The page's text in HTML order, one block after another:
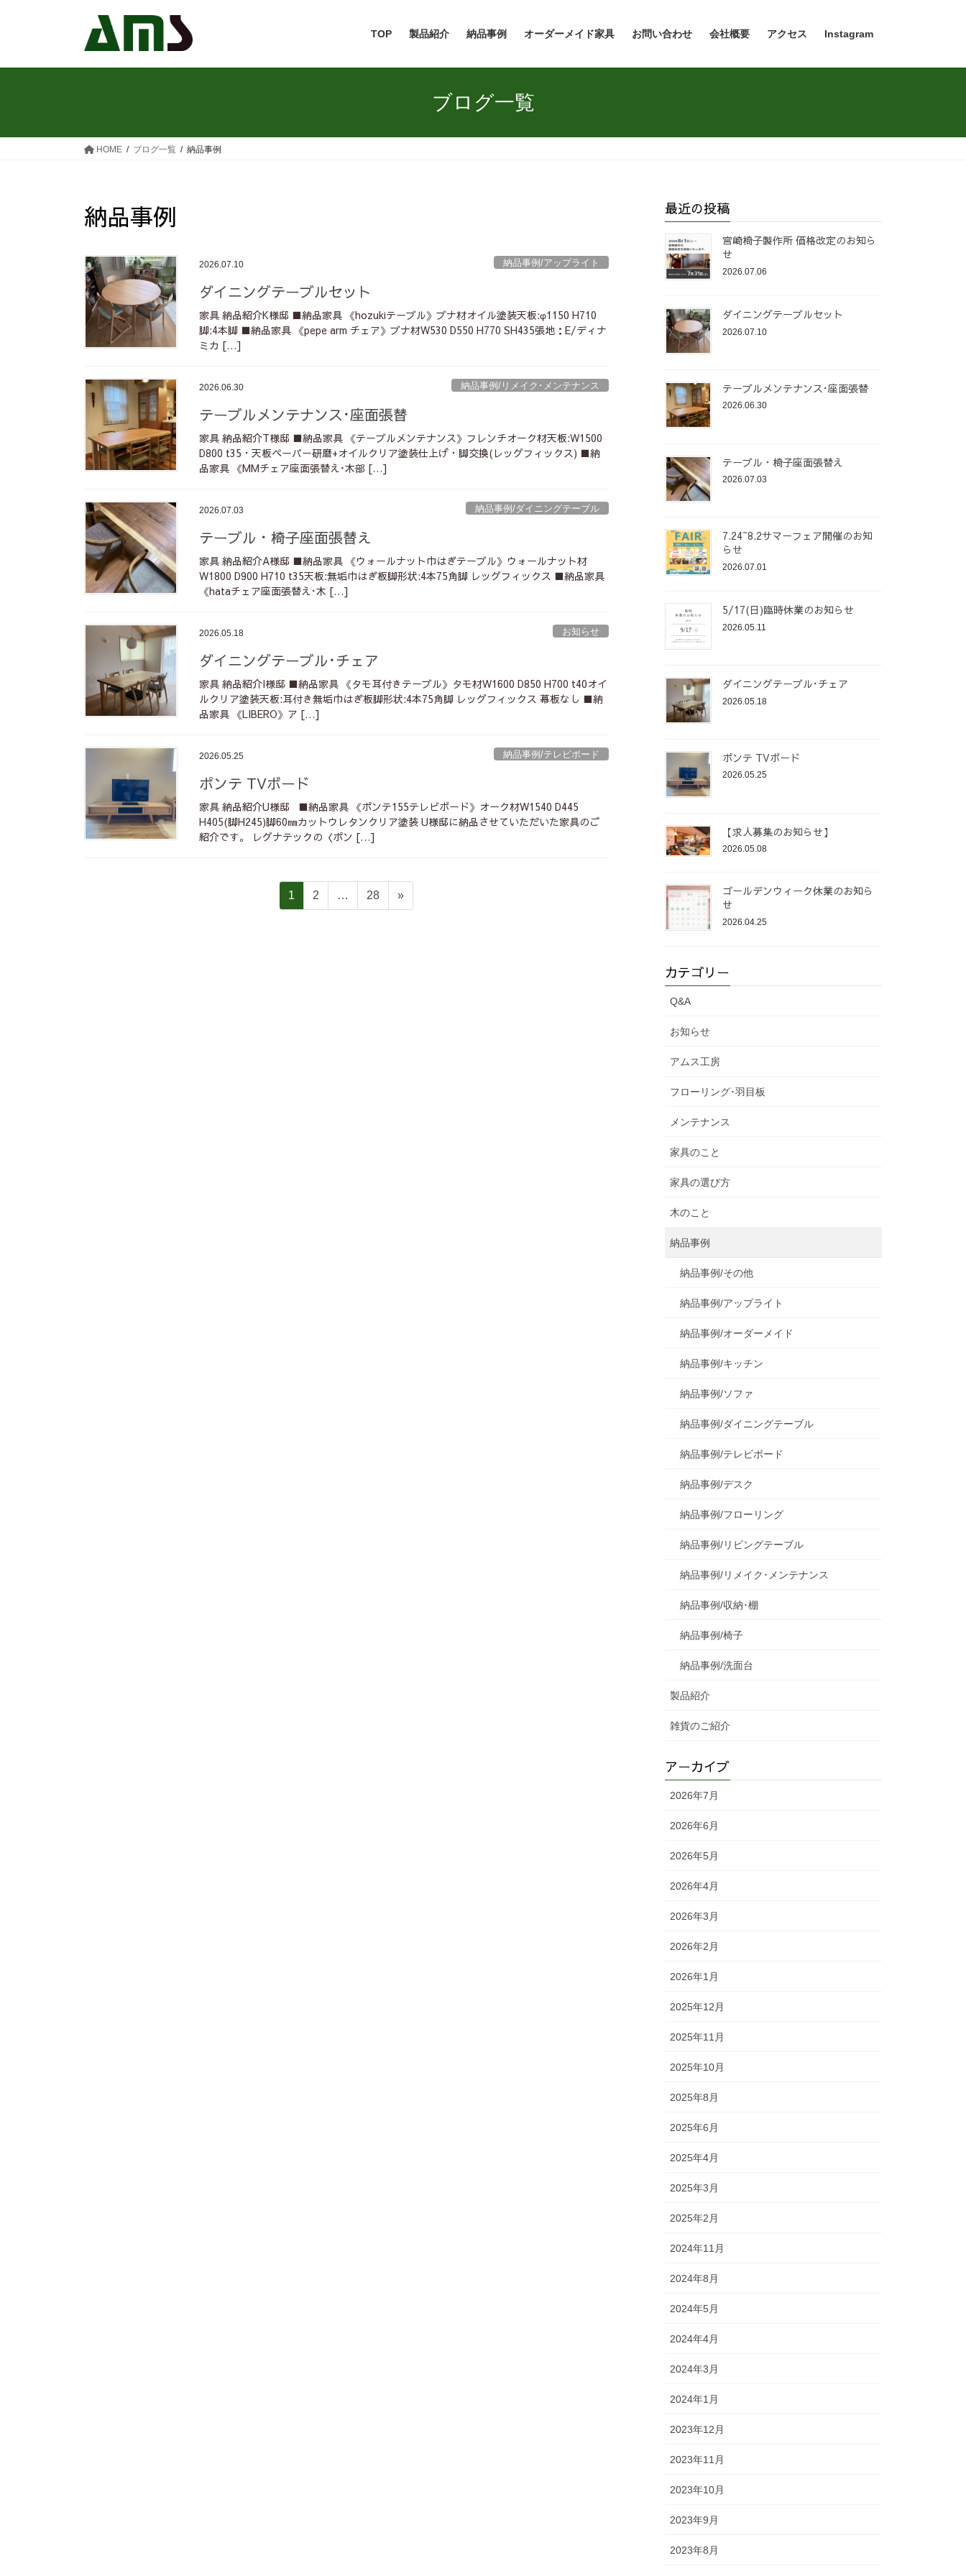
TOP 製品紹介 納品事例 オーダーメイド家具 お問い合わせ 会社概要 アクセス Instagram
ブログ一覧
HOME ブログ一覧 納品事例
納品事例
2026.07.10 納品事例/アップライト
ダイニングテーブルセット
家具 納品紹介K様邸 ■納品家具 《hozukiテーブル》ブナ材オイル塗装天板:φ1150 H710
脚:4本脚 ■納品家具 《pepe arm チェア》ブナ材W530 D550 H770 SH435張地：E/ディナ
ミカ […]
2026.06.30 納品事例/リメイク･メンテナンス
テーブルメンテナンス･座面張替
家具 納品紹介T様邸 ■納品家具 《テーブルメンテナンス》フレンチオーク材天板:W1500
D800 t35・天板ペーパー研磨+オイルクリア塗装仕上げ・脚交換(レッグフィックス) ■納
品家具 《MMチェア座面張替え･木部 […]
2026.07.03 納品事例/ダイニングテーブル
テーブル・椅子座面張替え
家具 納品紹介A様邸 ■納品家具 《ウォールナット巾はぎテーブル》ウォールナット材
W1800 D900 H710 t35天板:無垢巾はぎ板脚形状:4本75角脚 レッグフィックス ■納品家具
《hataチェア座面張替え･木 […]
2026.05.18 お知らせ
ダイニングテーブル･チェア
家具 納品紹介I様邸 ■納品家具 《タモ耳付きテーブル》タモ材W1600 D850 H700 t40オイ
ルクリア塗装天板:耳付き無垢巾はぎ板脚形状:4本75角脚 レッグフィックス 幕板なし ■納
品家具 《LIBERO》ア […]
2026.05.25 納品事例/テレビボード
ポンテ TVボード
家具 納品紹介U様邸 ■納品家具 《ポンテ155テレビボード》オーク材W1540 D445
H405(脚H245)脚60㎜カットウレタンクリア塗装 U様邸に納品させていただいた家具のご
紹介です。 レグナテックの〈ポン […]
固
定
1
固
定
2 …
固
定
28 »
最近の投稿
宮崎椅子製作所 価格改定のお知ら
せ
2026.07.06
ダイニングテーブルセット
2026.07.10
テーブルメンテナンス･座面張替
2026.06.30
テーブル・椅子座面張替え
2026.07.03
7.24~8.2サマーフェア開催のお知
らせ
2026.07.01
5/17(日)臨時休業のお知らせ
2026.05.11
ダイニングテーブル･チェア
2026.05.18
ポンテ TVボード
2026.05.25
【求人募集のお知らせ】
2026.05.08
ゴールデンウィーク休業のお知ら
せ
2026.04.25
カテゴリー
Q&A
お知らせ
アムス工房
フローリング･羽目板
メンテナンス
家具のこと
家具の選び方
木のこと
納品事例
納品事例/その他
納品事例/アップライト
納品事例/オーダーメイド
納品事例/キッチン
納品事例/ソファ
納品事例/ダイニングテーブル
納品事例/テレビボード
納品事例/デスク
納品事例/フローリング
納品事例/リビングテーブル
納品事例/リメイク･メンテナンス
納品事例/収納･棚
納品事例/椅子
納品事例/洗面台
製品紹介
雑貨のご紹介
アーカイブ
2026年7月
2026年6月
2026年5月
2026年4月
2026年3月
2026年2月
2026年1月
2025年12月
2025年11月
2025年10月
2025年8月
2025年6月
2025年4月
2025年3月
2025年2月
2024年11月
2024年8月
2024年5月
2024年4月
2024年3月
2024年1月
2023年12月
2023年11月
2023年10月
2023年9月
2023年8月